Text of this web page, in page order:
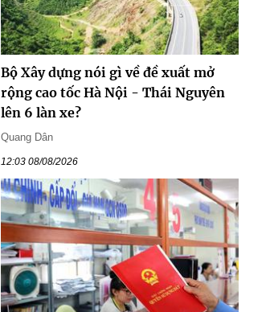
Bộ Xây dựng nói gì về đề xuất mở
rộng cao tốc Hà Nội - Thái Nguyên
lên 6 làn xe?
Quang Dân
12:03 08/08/2026